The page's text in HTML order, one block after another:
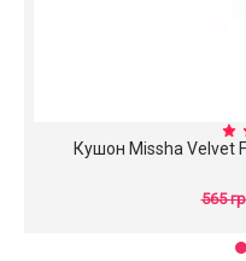
Кушон Missha Velvet
565